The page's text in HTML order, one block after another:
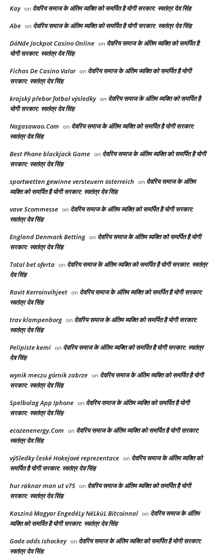
Kay on देवरिय समाज के अंतिम व्यक्ति को समर्पित है योगी सरकार: स्वतंत्र देव सिंह
Abe on देवरिय समाज के अंतिम व्यक्ति को समर्पित है योगी सरकार: स्वतंत्र देव सिंह
DóNde Jackpot Casino Online on देवरिय समाज के अंतिम व्यक्ति को समर्पित है
योगी सरकार: स्वतंत्र देव सिंह
Fichas De Casino Valor on देवरिय समाज के अंतिम व्यक्ति को समर्पित है योगी
सरकार: स्वतंत्र देव सिंह
krajský přebor fotbal výsledky on देवरिय समाज के अंतिम व्यक्ति को समर्पित है
योगी सरकार: स्वतंत्र देव सिंह
Nagasawao.Com on देवरिय समाज के अंतिम व्यक्ति को समर्पित है योगी सरकार:
स्वतंत्र देव सिंह
Best Phone blackjack Game on देवरिय समाज के अंतिम व्यक्ति को समर्पित है योगी
सरकार: स्वतंत्र देव सिंह
sportwetten gewinne versteuern österreich on देवरिय समाज के अंतिम
व्यक्ति को समर्पित है योगी सरकार: स्वतंत्र देव सिंह
vave Scommesse on देवरिय समाज के अंतिम व्यक्ति को समर्पित है योगी सरकार:
स्वतंत्र देव सिंह
England Denmark Betting on देवरिय समाज के अंतिम व्यक्ति को समर्पित है योगी
सरकार: स्वतंत्र देव सिंह
Total bet oferta on देवरिय समाज के अंतिम व्यक्ति को समर्पित है योगी सरकार: स्वतंत्र
देव सिंह
Ravit Kerroinvihjeet on देवरिय समाज के अंतिम व्यक्ति को समर्पित है योगी सरकार:
स्वतंत्र देव सिंह
trav klampenborg on देवरिय समाज के अंतिम व्यक्ति को समर्पित है योगी सरकार:
स्वतंत्र देव सिंह
Pelipiste kemi on देवरिय समाज के अंतिम व्यक्ति को समर्पित है योगी सरकार: स्वतंत्र
देव सिंह
wynik meczu górnik zabrze on देवरिय समाज के अंतिम व्यक्ति को समर्पित है योगी
सरकार: स्वतंत्र देव सिंह
Spelbolag App Iphone on देवरिय समाज के अंतिम व्यक्ति को समर्पित है योगी
सरकार: स्वतंत्र देव सिंह
ecozenenergy.Com on देवरिय समाज के अंतिम व्यक्ति को समर्पित है योगी सरकार:
स्वतंत्र देव सिंह
výSledky české Hokejové reprezentace on देवरिय समाज के अंतिम व्यक्ति को
समर्पित है योगी सरकार: स्वतंत्र देव सिंह
hur räknar man ut v75 on देवरिय समाज के अंतिम व्यक्ति को समर्पित है योगी
सरकार: स्वतंत्र देव सिंह
Kaszinó Magyar EngedéLy NéLküL Bitcoinnal on देवरिय समाज के अंतिम
व्यक्ति को समर्पित है योगी सरकार: स्वतंत्र देव सिंह
Gode odds ishockey on देवरिय समाज के अंतिम व्यक्ति को समर्पित है योगी सरकार:
स्वतंत्र देव सिंह